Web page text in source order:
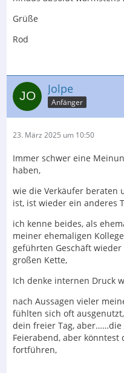
Grüße
Rod
Jolpe
Anfänger
23. März 2025 um 10:50
Immer schwer eine
haben,
wie die Verkäufer beraten
ist, ist wieder ein anderes
ich kenne beides, als
meiner ehemaligen
geführten Geschäft
großen Kette,
Ich denke internen Druck
nach Aussagen vieler
fühlten sich oft
dein freier Tag,
Feierabend, aber
fortführen,